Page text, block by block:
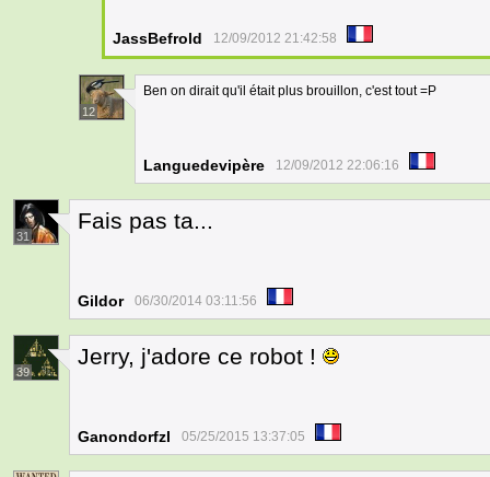
JassBefrold 12/09/2012 21:42:58
12
Ben on dirait qu'il était plus brouillon, c'est tout =P
Languedevipère 12/09/2012 22:06:16
31
Fais pas ta...
Gildor 06/30/2014 03:11:56
39
Jerry, j'adore ce robot !
Ganondorfzl 05/25/2015 13:37:05